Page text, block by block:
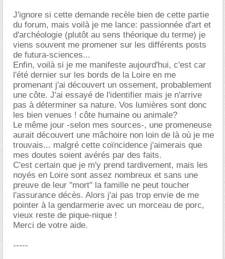
J'ignore si cette demande recèle bien de cette partie
du forum, mais voilà je me lance: passionnée d'art et
d'archéologie (plutôt au sens théorique du terme) je
viens souvent me promener sur les différents posts
de futura-sciences...
Enfin, voilà si je me manifeste aujourd'hui, c'est car
l'été dernier sur les bords de la Loire en me
promenant j'ai découvert un ossement, probablement
une côte. J'ai essayé de l'identifier mais je n'arrive
pas à déterminer sa nature. Vos lumières sont donc
les bien venues ! côte humaine ou animale?
Le même jour -selon mes sources-, une promeneuse
aurait découvert une mâchoire non loin de là où je me
trouvais... malgré cette coïncidence j'aimerais que
mes doutes soient avérés par des faits.
C'est certain que je m'y prend tardivement, mais les
noyés en Loire sont assez nombreux et sans une
preuve de leur "mort" la famille ne peut toucher
l'assurance décès. Alors j'ai pas trop envie de me
pointer à la gendarmerie avec un morceau de porc,
vieux reste de pique-nique !
Merci de votre aide.
-----